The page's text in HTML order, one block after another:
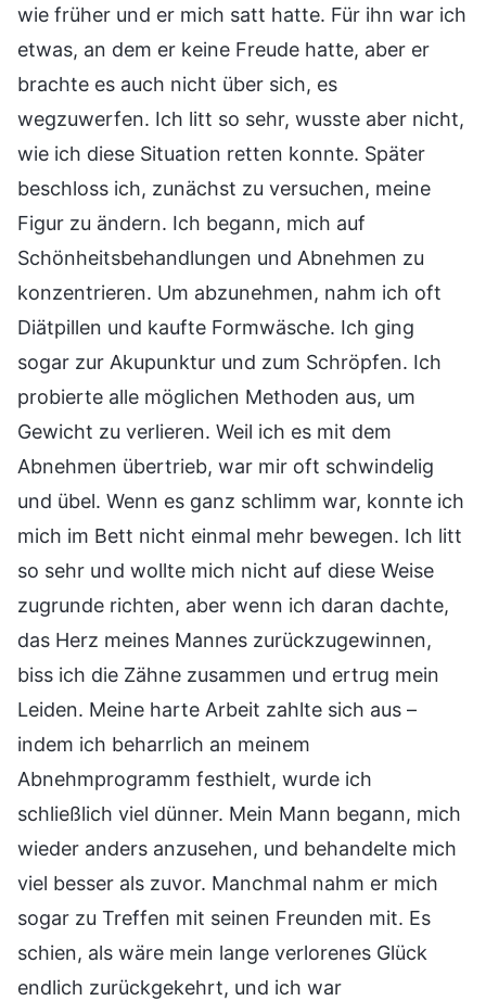
wie früher und er mich satt hatte. Für ihn war ich
etwas, an dem er keine Freude hatte, aber er
brachte es auch nicht über sich, es
wegzuwerfen. Ich litt so sehr, wusste aber nicht,
wie ich diese Situation retten konnte. Später
beschloss ich, zunächst zu versuchen, meine
Figur zu ändern. Ich begann, mich auf
Schönheitsbehandlungen und Abnehmen zu
konzentrieren. Um abzunehmen, nahm ich oft
Diätpillen und kaufte Formwäsche. Ich ging
sogar zur Akupunktur und zum Schröpfen. Ich
probierte alle möglichen Methoden aus, um
Gewicht zu verlieren. Weil ich es mit dem
Abnehmen übertrieb, war mir oft schwindelig
und übel. Wenn es ganz schlimm war, konnte ich
mich im Bett nicht einmal mehr bewegen. Ich litt
so sehr und wollte mich nicht auf diese Weise
zugrunde richten, aber wenn ich daran dachte,
das Herz meines Mannes zurückzugewinnen,
biss ich die Zähne zusammen und ertrug mein
Leiden. Meine harte Arbeit zahlte sich aus –
indem ich beharrlich an meinem
Abnehmprogramm festhielt, wurde ich
schließlich viel dünner. Mein Mann begann, mich
wieder anders anzusehen, und behandelte mich
viel besser als zuvor. Manchmal nahm er mich
sogar zu Treffen mit seinen Freunden mit. Es
schien, als wäre mein lange verlorenes Glück
endlich zurückgekehrt, und ich war